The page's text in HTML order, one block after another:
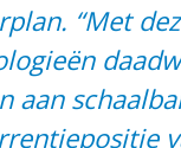
“Met
aan